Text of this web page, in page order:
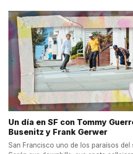
Un día en SF con Tommy
Busenitz y Frank Gerwer
San Francisco uno de los paraísos del